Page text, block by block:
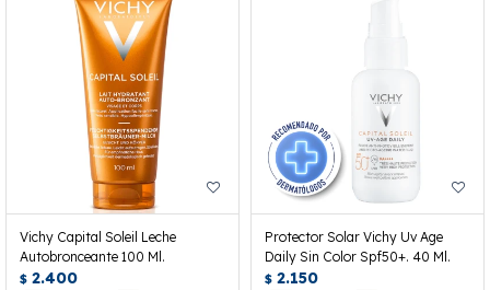
Vichy Capital Soleil Leche
Autobronceante 100 Ml.
$ 2.400
Protector Solar Vichy Uv Age
Daily Sin Color Spf50+. 40 Ml.
$ 2.150